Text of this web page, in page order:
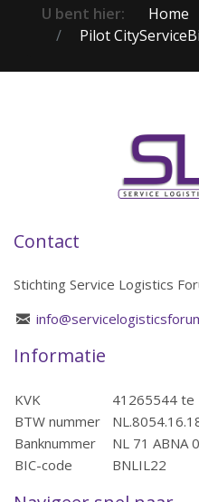
U bent hier: Home
Pilot
Contact
Stichting Service Logistics
Informatie
KVK
41265544 te
BTW nummer
Banknummer
NL 71 ABNA
BIC-code
BNLIL22